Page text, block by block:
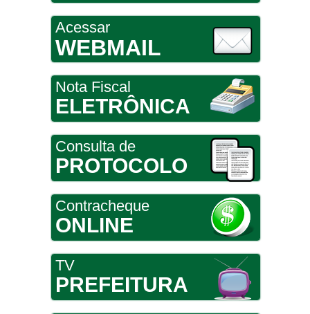
Acessar
WEBMAIL
Nota Fiscal
ELETRÔNICA
Consulta de
PROTOCOLO
Contracheque
ONLINE
TV
PREFEITURA